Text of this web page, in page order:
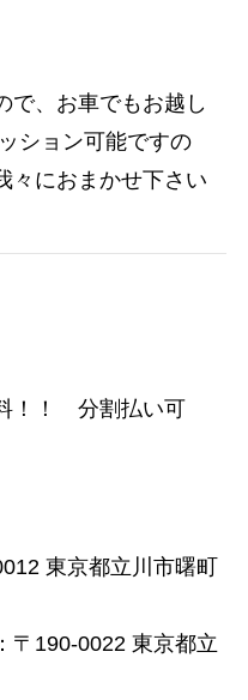
で、お車でもお越し
ション可能ですの
々におまかせ下さい
！！ 分割払い可
東京都立川市曙町
〒190-0022 東京都立